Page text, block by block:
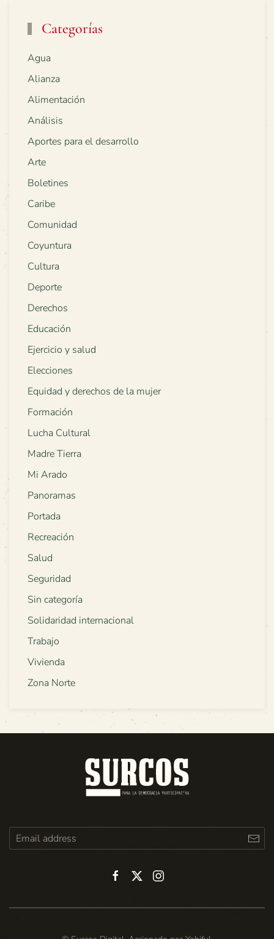
Categorías
Agua
Alianza
Alimentación
Análisis
Aportes para el desarrollo
Arte
Boletines
Caribe
Comunidad
Coyuntura
Cultura
Deporte
Derechos
Educación
Ejercicio y salud
Elecciones
Equidad y derechos de la mujer
Formación
Lucha Cultural
Madre Tierra
Mi Arado
Panoramas
Portada
Recreación
Salud
Seguridad
Sin categoría
Solidaridad internacional
Trabajo
Vivienda
Zona Norte